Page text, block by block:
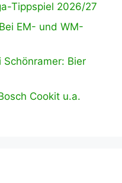
Tippspiel 2026/27
EM- und WM-
Bier
Cookit u.a.